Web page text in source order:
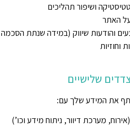
ושיפור תהליכים
על האתר
והודעות שיווק (במידה שנתת
וחוזיות
את המידע שלך עם:
מערכת דיוור, ניתוח מידע וכו’)